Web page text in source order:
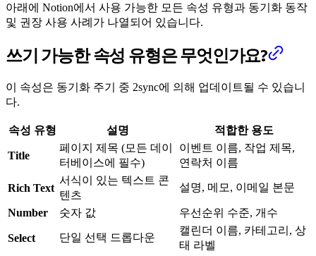
아래에 Notion에서 사용 가능한 모든 속성 유형과 동기화 동작
및 권장 사용 사례가 나열되어 있습니다.
쓰기 가능한 속성 유형은 무엇인가요?
이 속성은 동기화 주기 중 2sync에 의해 업데이트될 수 있습니
다.
속성 유형 설명 적합한 용도
Title
페이지 제목 (모든 데이
터베이스에 필수)
이벤트 이름, 작업 제목,
연락처 이름
Rich Text
서식이 있는 텍스트 콘
텐츠
설명, 메모, 이메일 본문
Number 숫자 값 우선순위 수준, 개수
Select 단일 선택 드롭다운
캘린더 이름, 카테고리, 상
태 라벨